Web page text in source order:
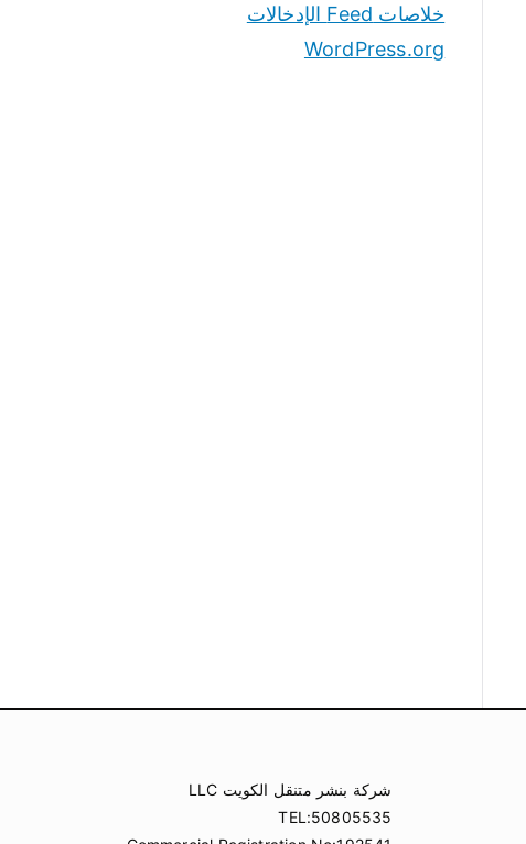
خلاصات Feed الإدخالات
WordPress.org
شركة بنشر متنقل الكويت LLC
TEL:50805535